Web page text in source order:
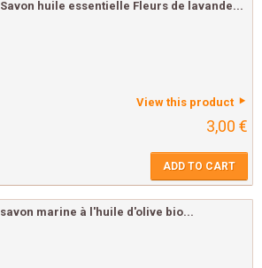
Savon huile essentielle Fleurs de lavande...
View this product
3,00 €
ADD TO CART
savon marine à l'huile d'olive bio...